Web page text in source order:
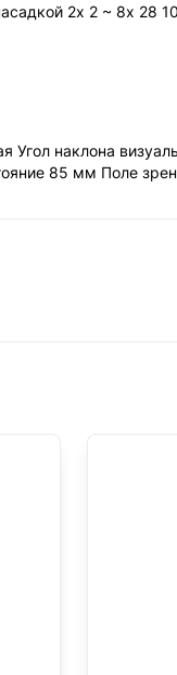
2х 2 ~ 8х 28
Угол наклона
85 мм Поле